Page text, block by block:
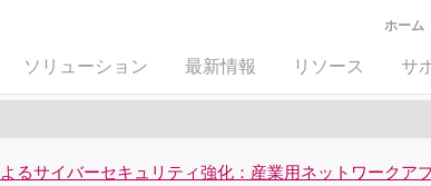
ホーム
ソリューション 最新情報 リソース サ
るサイバーセキュリティ強化：産業用ネットワークア